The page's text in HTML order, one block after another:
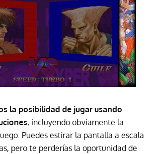
la posibilidad de jugar usando
, incluyendo obviamente la
Puedes estirar la pantalla a escala
pero te perderías la oportunidad de